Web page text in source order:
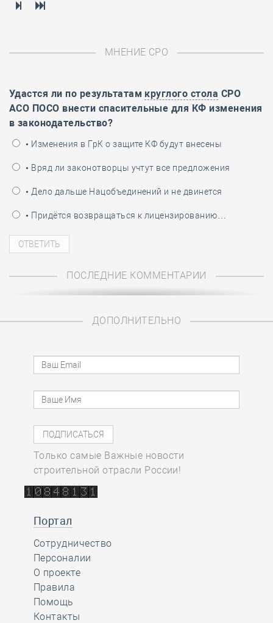
МНЕНИЕ СРО
Удастся ли по результатам круглого стола СРО
АСО ПОСО внести спасительные для КФ изменения
в законодательство?
• Изменения в ГрК о защите КФ будут внесены
• Вряд ли законотворцы учтут все предложения
• Дело дальше Нацобъединений и не двинется
• Придётся возвращаться к лицензированию…
ПОСЛЕДНИЕ КОММЕНТАРИИ
ДОПОЛНИТЕЛЬНО
Только самые Важные новости
строительной отрасли России!
Портал
Сотрудничество
Персоналии
О проекте
Правила
Помощь
Контакты